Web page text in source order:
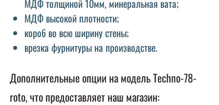
МДФ толщиной 10мм, минеральная вата;
МДФ высокой плотности;
короб во всю ширину стены;
врезка фурнитуры на производстве.
Дополнительные опции на модель Techno-78-
roto, что предоставляет наш магазин: